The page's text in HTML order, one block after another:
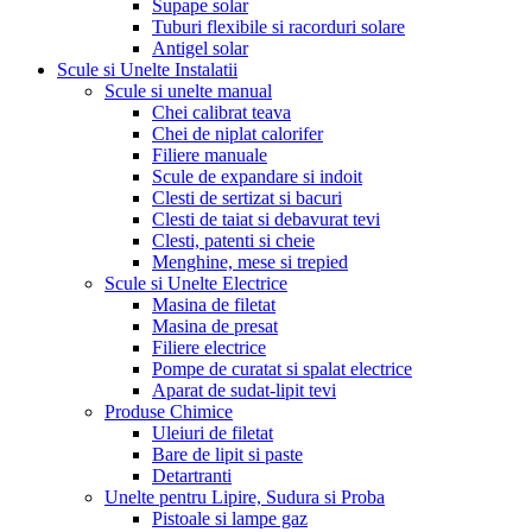
Supape solar
Tuburi flexibile si racorduri solare
Antigel solar
Scule si Unelte Instalatii
Scule si unelte manual
Chei calibrat teava
Chei de niplat calorifer
Filiere manuale
Scule de expandare si indoit
Clesti de sertizat si bacuri
Clesti de taiat si debavurat tevi
Clesti, patenti si cheie
Menghine, mese si trepied
Scule si Unelte Electrice
Masina de filetat
Masina de presat
Filiere electrice
Pompe de curatat si spalat electrice
Aparat de sudat-lipit tevi
Produse Chimice
Uleiuri de filetat
Bare de lipit si paste
Detartranti
Unelte pentru Lipire, Sudura si Proba
Pistoale si lampe gaz